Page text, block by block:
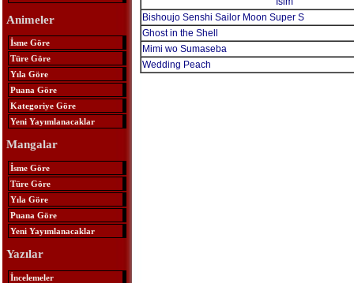
Animeler
İsme Göre
Türe Göre
Yıla Göre
Puana Göre
Kategoriye Göre
Yeni Yayımlanacaklar
Mangalar
İsme Göre
Türe Göre
Yıla Göre
Puana Göre
Yeni Yayımlanacaklar
Yazılar
İncelemeler
Bishoujo Senshi Sailor Moon Super S
Ghost in the Shell
Mimi wo Sumaseba
Wedding Peach